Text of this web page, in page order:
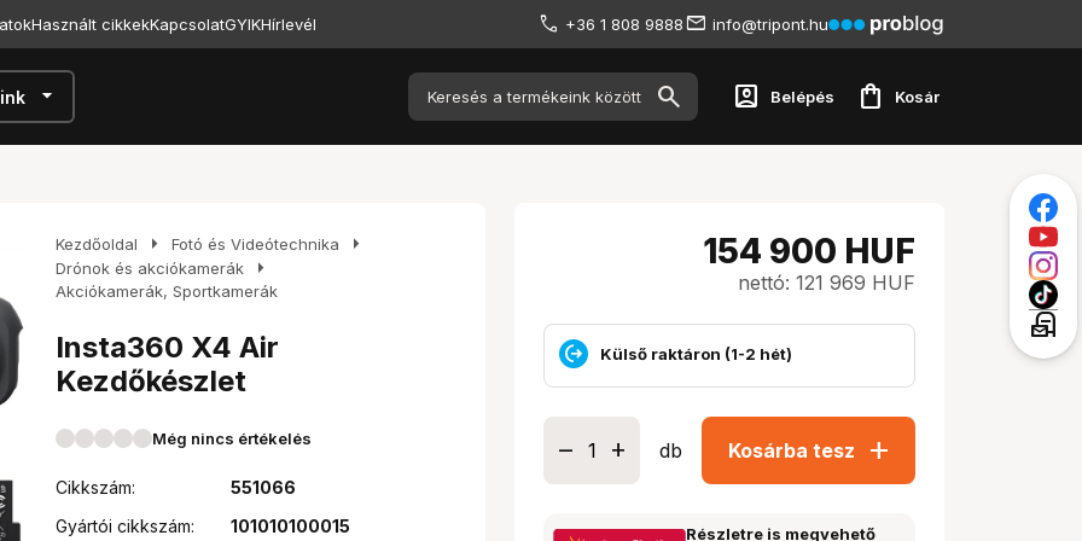
Használt cikkekKapcsolatGYIKHírlevél +36 1 808 9888 info@tripont.hu
arrow_drop_down account_box Belépés shopping_bag Kosár
Kezdőoldal arrow_right Fotó és Videótechnika arrow_right
Drónok és akciókamerák arrow_right
Akciókamerák, Sportkamerák
Insta360 X4 Air
Kezdőkészlet
Még nincs értékelés
Cikkszám:
551066
Gyártói cikkszám:
101010100015
154 900 HUF
nettó: 121 969 HUF
Külső raktáron (1-2 hét)
db Kosárba tesz add
Részletre is megvehető
local_post_office